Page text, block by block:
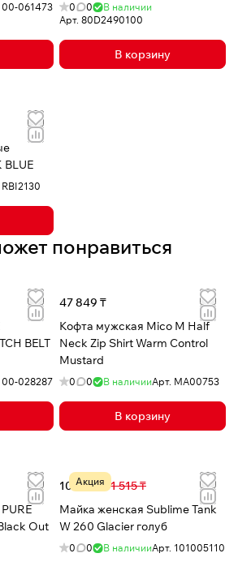
00-061473 0 0
В наличии
Арт. 80D2490100
В корзину
BLUE
RBI2130
понравиться
BELT
00-028287
47 849 ₸
Кофта мужская Mico M Half
Neck Zip Shirt Warm Control
Mustard
0 0 В наличииАрт. MA00753
В корзину
Out
Акция
10 747 ₸41 515 ₸
Майка женская Sublime Tank
W 260 Glacier голуб
0 0 В наличииАрт. 101005110